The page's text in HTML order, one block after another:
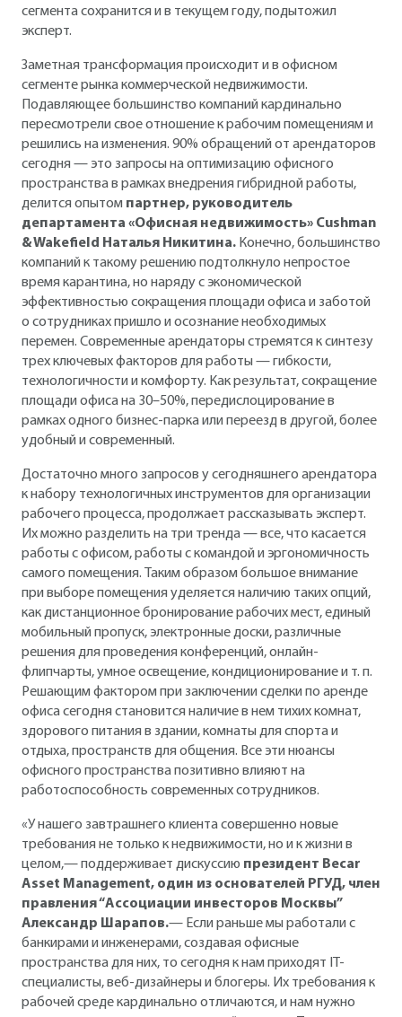
сегмента сохранится и в текущем году, подытожил
эксперт.
Заметная трансформация происходит и в офисном
сегменте рынка коммерческой недвижимости.
Подавляющее большинство компаний кардинально
пересмотрели свое отношение к рабочим помещениям и
решились на изменения. 90% обращений от арендаторов
сегодня — это запросы на оптимизацию офисного
пространства в рамках внедрения гибридной работы,
делится опытом партнер, руководитель
департамента «Офисная недвижимость» Cushman
& Wakefield Наталья Никитина. Конечно, большинство
компаний к такому решению подтолкнуло непростое
время карантина, но наряду с экономической
эффективностью сокращения площади офиса и заботой
о сотрудниках пришло и осознание необходимых
перемен. Современные арендаторы стремятся к синтезу
трех ключевых факторов для работы — гибкости,
технологичности и комфорту. Как результат, сокращение
площади офиса на 30–50%, передислоцирование в
рамках одного бизнес-парка или переезд в другой, более
удобный и современный.
Достаточно много запросов у сегодняшнего арендатора
к набору технологичных инструментов для организации
рабочего процесса, продолжает рассказывать эксперт.
Их можно разделить на три тренда — все, что касается
работы с офисом, работы с командой и эргономичность
самого помещения. Таким образом большое внимание
при выборе помещения уделяется наличию таких опций,
как дистанционное бронирование рабочих мест, единый
мобильный пропуск, электронные доски, различные
решения для проведения конференций, онлайн-
флипчарты, умное освещение, кондиционирование и т. п.
Решающим фактором при заключении сделки по аренде
офиса сегодня становится наличие в нем тихих комнат,
здорового питания в здании, комнаты для спорта и
отдыха, пространств для общения. Все эти нюансы
офисного пространства позитивно влияют на
работоспособность современных сотрудников.
«У нашего завтрашнего клиента совершенно новые
требования не только к недвижимости, но и к жизни в
целом,— поддерживает дискуссию президент Becar
Asset Management, один из основателей РГУД, член
правления “Ассоциации инвесторов Москвы”
Александр Шарапов.— Если раньше мы работали с
банкирами и инженерами, создавая офисные
пространства для них, то сегодня к нам приходят IT-
специалисты, веб-дизайнеры и блогеры. Их требования к
рабочей среде кардинально отличаются, и нам нужно